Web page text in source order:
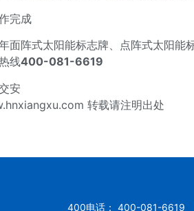
完成
面阵式太阳能标志牌、点阵式太阳能
线400-081-6619
安
转载请注明出处
400电话： 400-081-6619